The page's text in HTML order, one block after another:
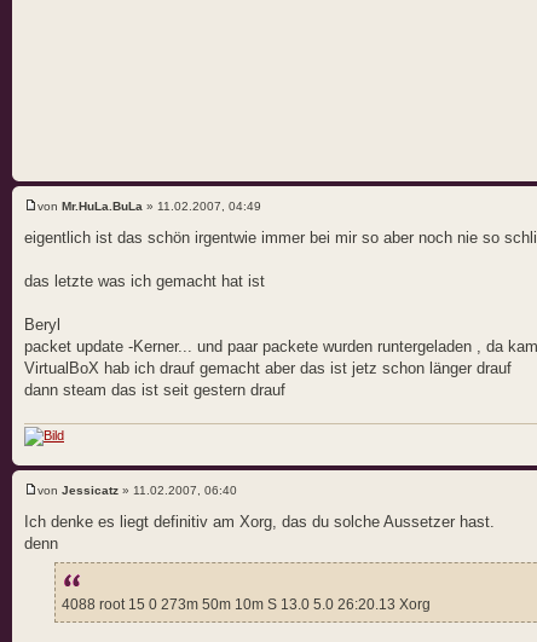
von Mr.HuLa.BuLa » 11.02.2007, 04:49
eigentlich ist das schön irgentwie immer bei mir so aber noch nie so
das letzte was ich gemacht hat ist
Beryl
packet update -Kerner... und paar packete wurden runtergeladen , da
VirtualBoX hab ich drauf gemacht aber das ist jetz schon länger drauf
dann steam das ist seit gestern drauf
von Jessicatz » 11.02.2007, 06:40
Ich denke es liegt definitiv am Xorg, das du solche Aussetzer hast.
denn
4088 root 15 0 273m 50m 10m S 13.0 5.0 26:20.13 Xorg